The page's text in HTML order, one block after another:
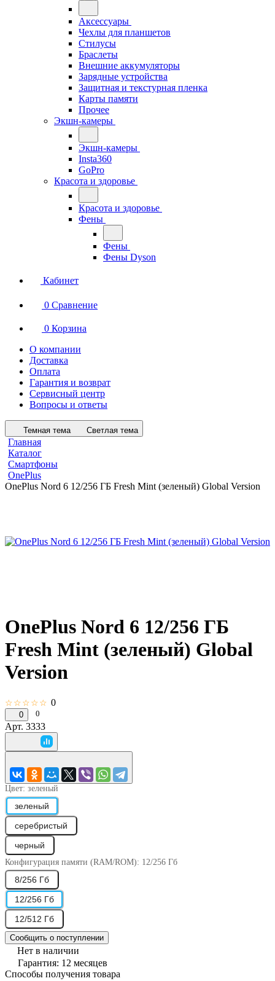
Аксессуары
Чехлы для планшетов
Стилусы
Браслеты
Внешние аккумуляторы
Зарядные устройства
Защитная и текстурная пленка
Карты памяти
Прочее
Экшн-камеры
Экшн-камеры
Insta360
GoPro
Красота и здоровье
Красота и здоровье
Фены
Фены
Фены Dyson
Кабинет
0 Сравнение
0 Корзина
О компании
Доставка
Оплата
Гарантия и возврат
Сервисный центр
Вопросы и ответы
Темная тема Светлая тема
Главная
Каталог
Смартфоны
OnePlus
OnePlus Nord 6 12/256 ГБ Fresh Mint (зеленый) Global Version
OnePlus Nord 6 12/256 ГБ
Fresh Mint (зеленый) Global
Version
☆☆☆☆☆ 0
0 0
Арт. 3333
Цвет: зеленый
зеленый
серебристый
черный
Конфигурация памяти (RAM/ROM): 12/256 Гб
8/256 Гб
12/256 Гб
12/512 Гб
Сообщить о поступлении
Нет в наличии
Гарантия: 12 месяцев
Способы получения товара